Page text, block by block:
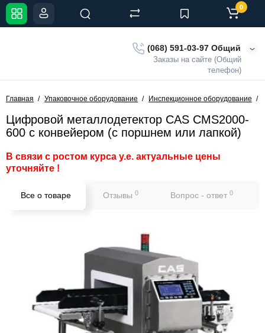
(068) 591-03-97 Общий
Заказы на сайте (Общий
телефон)
0
Главная Упаковочное оборудование Инспекционное оборудование
Цифровой металлодетектор CAS CMS2000-
600 с конвейером (с поршнем или лапкой)
В связи с ростом курса у.е. актуальные цены
уточняйте !
Все о товаре Отзывы 0 Вопрос - ответ 0